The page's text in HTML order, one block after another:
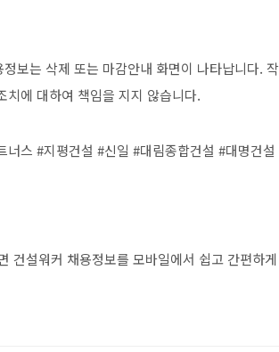
보는 삭제 또는 마감안내 화면이 나타납니다. 작
에 대하여 책임을 지지 않습니다.
스 #지평건설 #신일 #대림종합건설 #대명건설
건설워커 채용정보를 모바일에서 쉽고 간편하게